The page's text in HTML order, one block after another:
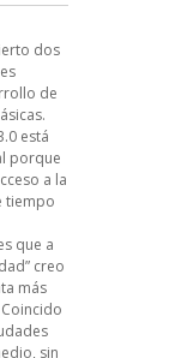
dos
de
está
porque
a la
tiempo
que a
creo
más
sin